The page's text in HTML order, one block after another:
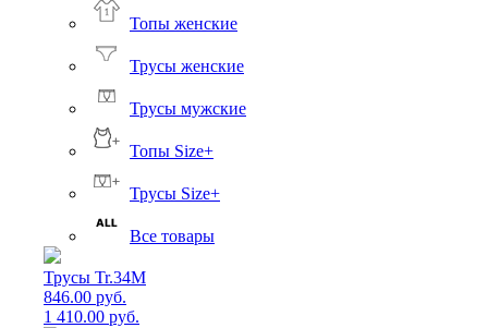
Топы женские
Трусы женские
Трусы мужские
Топы Size+
Трусы Size+
Все товары
Трусы Tr.34M
846.00 руб.
1 410.00 руб.